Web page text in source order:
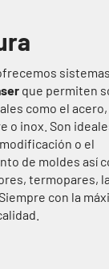
que permiten
como el
o inox. Son
o el
de moldes así
termopares,
con la